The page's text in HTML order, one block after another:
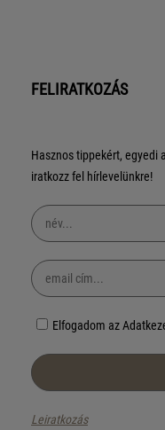
FELIRATKOZÁS
Hasznos tippekért, egyedi
iratkozz fel hírlevelünkre!
Elfogadom az
Leiratkozás